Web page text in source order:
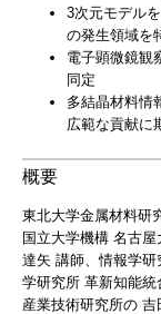
3次元モデル
の発生領域を
電子顕微鏡観
同定
多結晶材料情
広範な貢献に
概要
東北大学金属材料研
国立大学機構 名古
達矢 講師、情報学
学研究所 革新知能
産業技術研究所の